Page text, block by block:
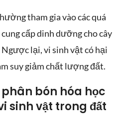
tham gia vào các quá
cấp dinh dưỡng cho cây
lại, vi sinh vật có hại
suy giảm chất lượng đất.
bón hóa học
sinh vật trong đất